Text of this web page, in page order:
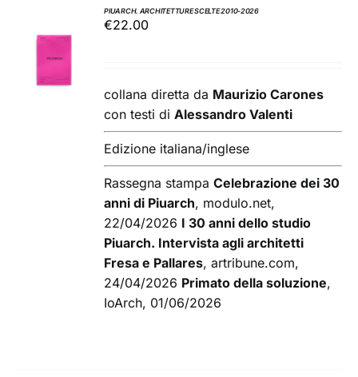
CARRELLO
/
PIUARCH. ARCHITETTURE SCELTE 2010-2026
€22.00
collana diretta da Maurizio Carones
con testi diAlessandro Valenti
Edizione italiana/inglese
Rassegna stampaCelebrazione dei 30
anni di Piuarch, modulo.net,
22/04/2026 I 30 anni dello studio
Piuarch. Intervista agli architetti
Fresa e Pallares, artribune.com,
24/04/2026 Primato della soluzione,
IoArch, 01/06/2026